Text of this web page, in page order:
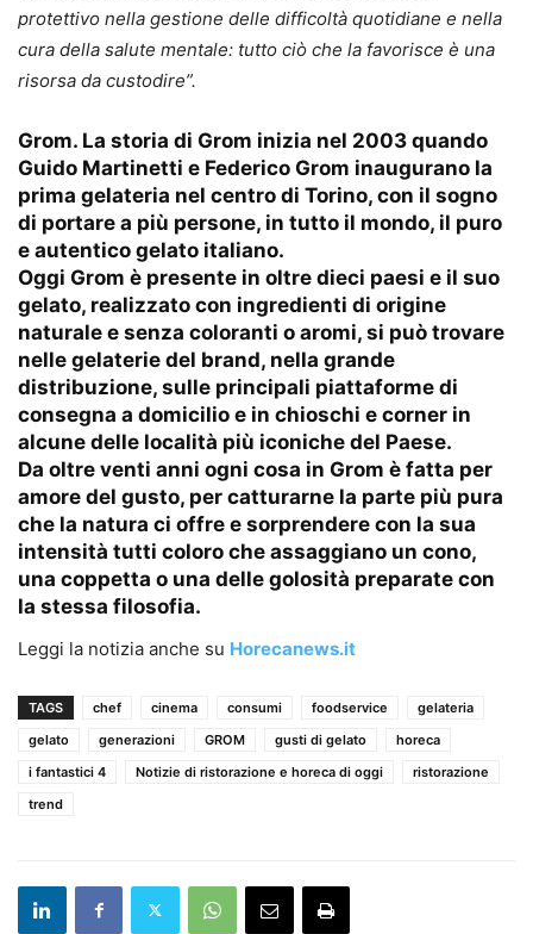
protettivo nella gestione delle difficoltà quotidiane e nella
cura della salute mentale: tutto ciò che la favorisce è una
risorsa da custodire”.
Grom. La storia di Grom inizia nel 2003 quando
Guido Martinetti e Federico Grom inaugurano la
prima gelateria nel centro di Torino, con il sogno
di portare a più persone, in tutto il mondo, il puro
e autentico gelato italiano.
Oggi Grom è presente in oltre dieci paesi e il suo
gelato, realizzato con ingredienti di origine
naturale e senza coloranti o aromi, si può trovare
nelle gelaterie del brand, nella grande
distribuzione, sulle principali piattaforme di
consegna a domicilio e in chioschi e corner in
alcune delle località più iconiche del Paese.
Da oltre venti anni ogni cosa in Grom è fatta per
amore del gusto, per catturarne la parte più pura
che la natura ci offre e sorprendere con la sua
intensità tutti coloro che assaggiano un cono,
una coppetta o una delle golosità preparate con
la stessa filosofia.
Leggi la notizia anche su Horecanews.it
TAGS chef cinema consumi foodservice
gelateria
gelato
generazioni GROM gusti di gelato
horeca
i fantastici 4
Notizie di ristorazione e horeca di oggi
ristorazione
trend